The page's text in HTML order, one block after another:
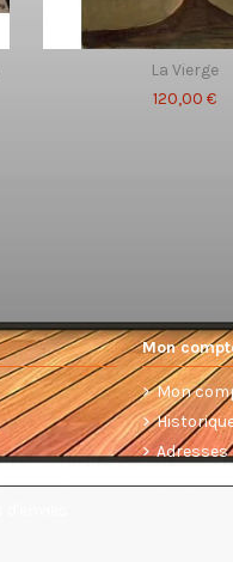
La Vierge
120,00 €
Mon
Mon
Adresses